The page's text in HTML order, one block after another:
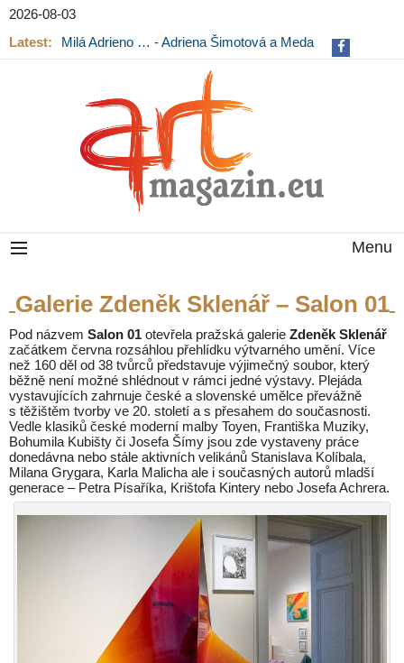
2026-08-03
Latest:
Milá Adrieno … - Adriena Šimotová a Meda
Menu
Galerie Zdeněk Sklenář – Salon 01
Pod názvem Salon 01 otevřela pražská galerie Zdeněk Sklenář
začátkem června rozsáhlou přehlídku výtvarného umění. Více
než 160 děl od 38 tvůrců představuje výjimečný soubor, který
běžně není možné shlédnout v rámci jedné výstavy. Plejáda
vystavujících zahrnuje české a slovenské umělce převážně
s těžištěm tvorby ve 20. století a s přesahem do současnosti.
Vedle klasiků české moderní malby Toyen, Františka Muziky,
Bohumila Kubišty či Josefa Šímy jsou zde vystaveny práce
donedávna nebo stále aktivních velikánů Stanislava Kolíbala,
Milana Grygara, Karla Malicha ale i současných autorů mladší
generace – Petra Písaříka, Krištofa Kintery nebo Josefa Achrera.